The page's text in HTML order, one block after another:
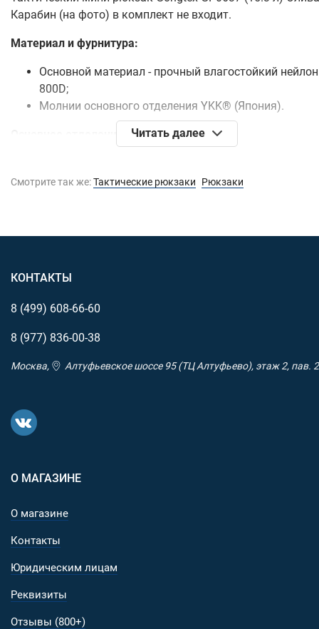
Карабин (на фото) в комплект не входит.
Материал и фурнитура:
Основной материал - прочный влагостойкий нейлон
800D;
Молнии основного отделения YKK® (Япония).
Читать далее
Смотрите так же:Тактические рюкзаки Рюкзаки
КОНТАКТЫ
8 (499) 608-66-60
8 (977) 836-00-38
Москва, Алтуфьевское шоссе 95 (ТЦ Алтуфьево), этаж 2, пав. 2
О МАГАЗИНЕ
О магазине
Контакты
Юридическим лицам
Реквизиты
Отзывы (800+)